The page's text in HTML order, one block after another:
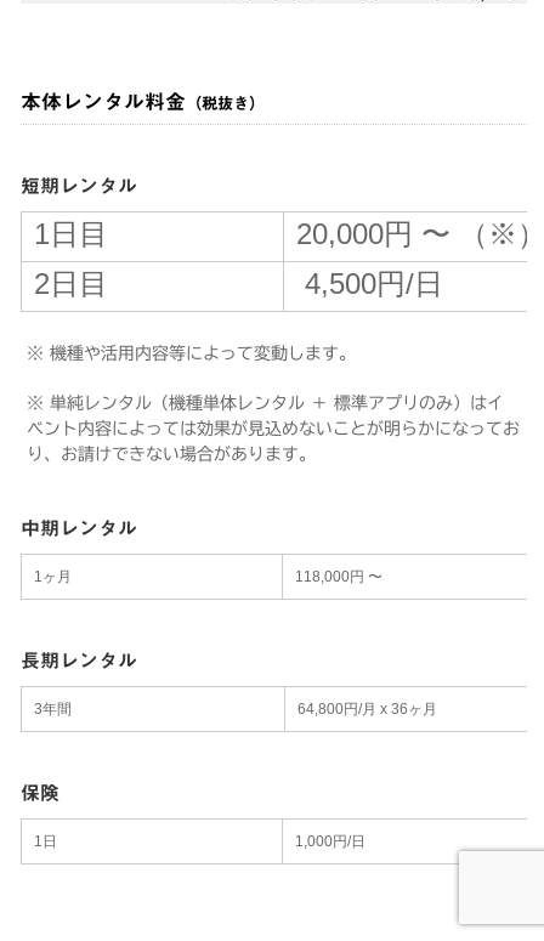
本体レンタル料金 （税抜き）
短期レンタル
1日目
20,000円 〜 （※
2日目
4,500円/日
※ 機種や活用内容等によって変動します。
※ 単純レンタル（機種単体レンタル ＋ 標準アプリのみ）はイ
ベント内容によっては効果が見込めないことが明らかになってお
り、お請けできない場合があります。
中期レンタル
1ヶ月 118,000円 〜
長期レンタル
3年間 64,800円/月 x 36ヶ月
保険
1日 1,000円/日